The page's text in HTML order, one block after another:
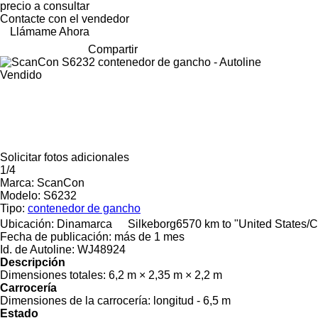
precio a consultar
Contacte con el vendedor
Llámame Ahora
Compartir
Vendido
Solicitar fotos adicionales
1/4
Marca: ScanCon
Modelo: S6232
Tipo: contenedor de gancho
Ubicación: Dinamarca Silkeborg6570 km to "United States/
Fecha de publicación: más de 1 mes
Id. de Autoline: WJ48924
Descripción
Dimensiones totales: 6,2 m × 2,35 m × 2,2 m
Carrocería
Dimensiones de la carrocería: longitud - 6,5 m
Estado